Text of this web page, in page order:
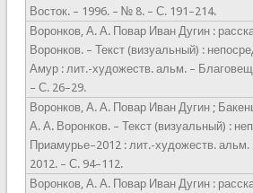
Восток. – 1996. – № 8. – С. 191–214.
Воронков, А. А. Повар Иван Дугин :
Воронков. – Текст (визуальный) :
Амур : лит.-художеств. альм. –
– С. 26–29.
Воронков, А. А. Повар Иван Дугин ;
А. А. Воронков. – Текст (визуальный) :
Приамурье–2012 : лит.-художеств. альм.
2012. – С. 94–112.
Воронков, А. А. Повар Иван Дугин :